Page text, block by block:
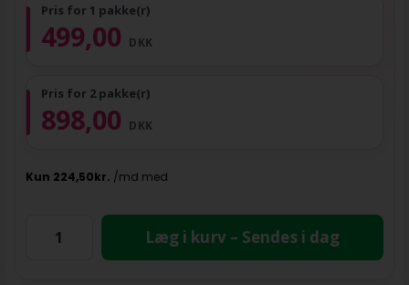
Pris for 1 pakke(r)
499,00 DKK
Pris for 2 pakke(r)
898,00 DKK
Læg i kurv – Sendes i dag